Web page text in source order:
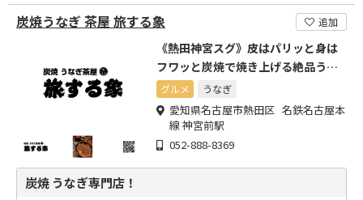
炭焼うなぎ 茶屋 旅する象 追加
《熱田神宮スグ》皮はパリッと身は
フワッと炭焼で焼き上げる絶品うな
ぎ!
グルメ うなぎ
愛知県名古屋市熱田区 名鉄名古屋本
線 神宮前駅
052-888-8369
炭焼 うなぎ専門店！